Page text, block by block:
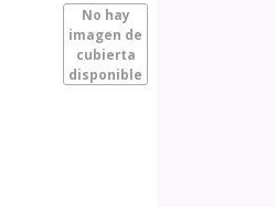
No hay
imagen de
cubierta
disponible